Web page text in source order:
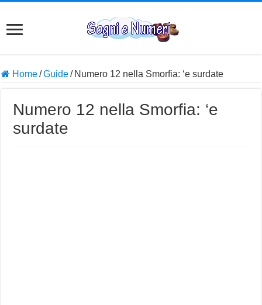
Home/Guide/ Numero 12 nella Smorfia: ‘e surdate
Numero 12 nella Smorfia: ‘e
surdate